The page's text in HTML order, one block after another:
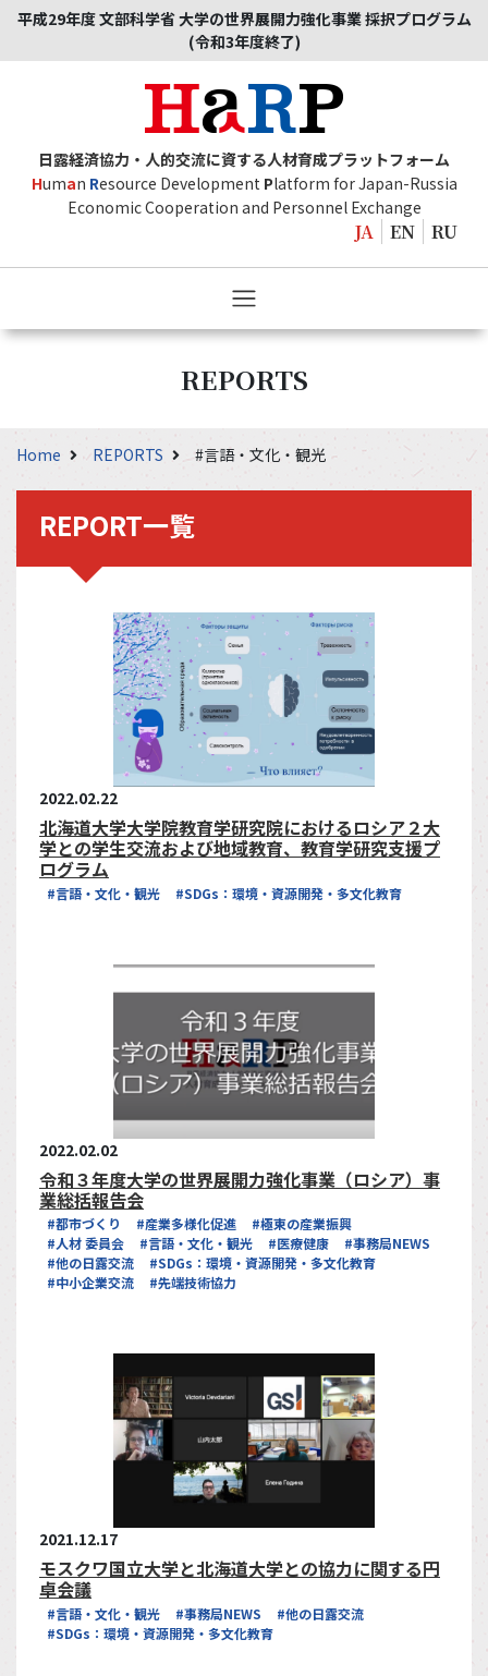
平成29年度 文部科学省 大学の世界展開力強化事業 採択プログラム
(令和3年度終了)
日露経済協力・人的交流に資する人材育成プラットフォーム
Human Resource Development Platform for Japan-Russia
Economic Cooperation and Personnel Exchange
JA EN RU
REPORTS
Home REPORTS #言語・文化・観光
REPORT一覧
2022.02.22
北海道大学大学院教育学研究院におけるロシア２大
学との学生交流および地域教育、教育学研究支援プ
ログラム
#言語・文化・観光 #SDGs：環境・資源開発・多文化教育
2022.02.02
令和３年度大学の世界展開力強化事業（ロシア）事
業総括報告会
#都市づくり #産業多様化促進
#極東の産業振興
#人材 委員会
#言語・文化・観光 #医療健康
#事務局NEWS
#他の日露交流
#SDGs：環境・資源開発・多文化教育
#中小企業交流
#先端技術協力
2021.12.17
モスクワ国立大学と北海道大学との協力に関する円
卓会議
#言語・文化・観光 #事務局NEWS
#他の日露交流
#SDGs：環境・資源開発・多文化教育